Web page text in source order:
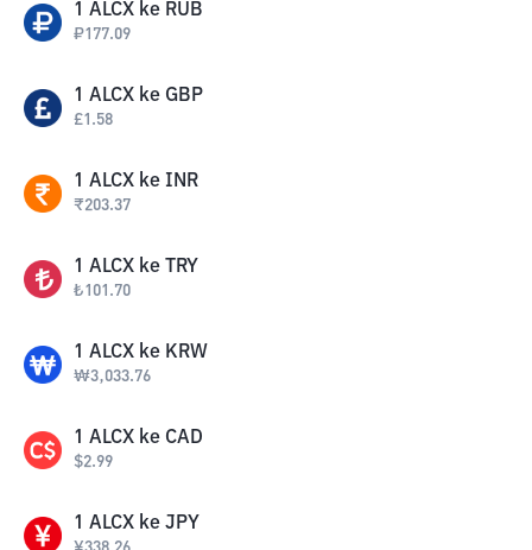
1 ALCX ke RUB
₽177.09
1 ALCX ke GBP
£1.58
1 ALCX ke INR
₹203.37
1 ALCX ke TRY
₺101.70
1 ALCX ke KRW
₩3,033.76
1 ALCX ke CAD
$2.99
1 ALCX ke JPY